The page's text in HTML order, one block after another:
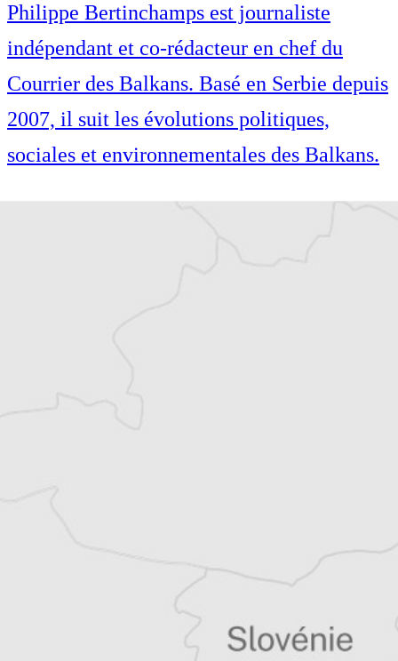
Philippe Bertinchamps est journaliste
indépendant et co-rédacteur en chef du
Courrier des Balkans. Basé en Serbie depuis
2007, il suit les évolutions politiques,
sociales et environnementales des Balkans.